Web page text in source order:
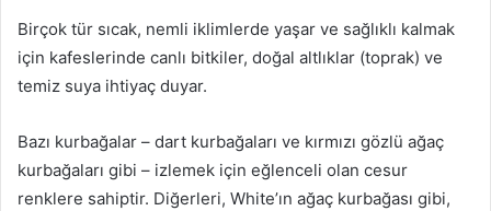
Birçok tür sıcak, nemli iklimlerde yaşar ve sağlıklı kalmak
için kafeslerinde canlı bitkiler, doğal altlıklar (toprak) ve
temiz suya ihtiyaç duyar.
Bazı kurbağalar – dart kurbağaları ve kırmızı gözlü ağaç
kurbağaları gibi – izlemek için eğlenceli olan cesur
renklere sahiptir. Diğerleri, White’ın ağaç kurbağası gibi,